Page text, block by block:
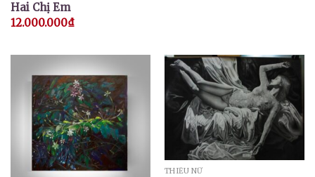
Hai Chị Em
12.000.000₫
THIẾU NỮ